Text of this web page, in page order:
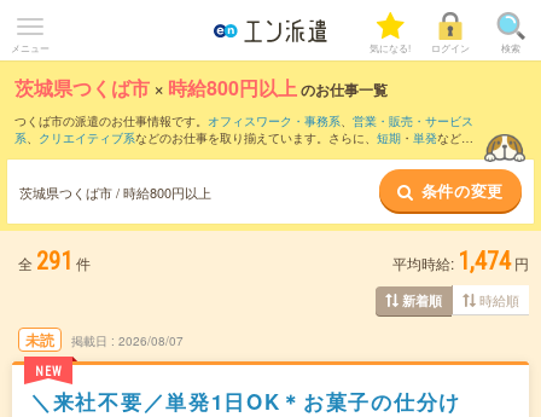
メニュー 気になる! ログイン 検索
茨城県つくば市 × 時給800円以上のお仕事一覧
つくば市の派遣のお仕事情報です。 オフィスワーク・事務系、 営業・販売・サービス
系、 クリエイティブ系などのお仕事を取り揃えています。さらに、 短期 ・ 単発などの
時給1100円以上・ 1800円以上の求人はこちら
当サイトでは法令を遵守し、最低賃金以上の求人のみを掲載しています。
茨城県つくば市 / 時給800円以上 条件の変更
全 291 件 平均時給: 1,474 円
新着順 時給順
未読
NEW
掲載日 2026/08/07
＼来社不要／単発1日OK＊お菓子の仕分け